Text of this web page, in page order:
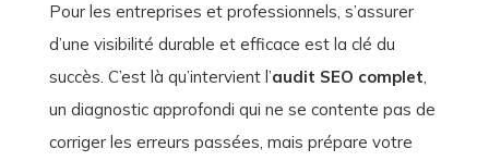
Pour les entreprises et professionnels, s’assurer
d’une visibilité durable et efficace est la clé du
succès. C’est là qu’intervient l’audit SEO complet,
un diagnostic approfondi qui ne se contente pas de
corriger les erreurs passées, mais prépare votre